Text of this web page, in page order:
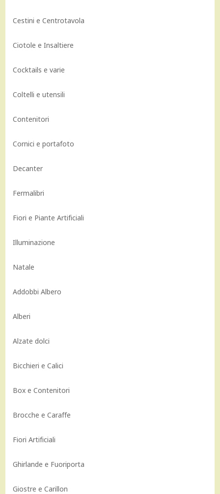
Cestini e Centrotavola
Ciotole e Insaltiere
Cocktails e varie
Coltelli e utensili
Contenitori
Cornici e portafoto
Decanter
Fermalibri
Fiori e Piante Artificiali
Illuminazione
Natale
Addobbi Albero
Alberi
Alzate dolci
Bicchieri e Calici
Box e Contenitori
Brocche e Caraffe
Fiori Artificiali
Ghirlande e Fuoriporta
Giostre e Carillon